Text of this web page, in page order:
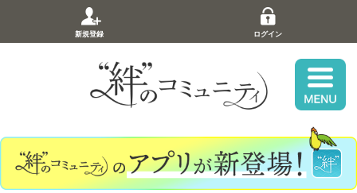
新規登録 ログイン